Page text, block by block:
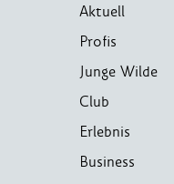
Aktuell
Profis
Junge Wilde
Club
Erlebnis
Business